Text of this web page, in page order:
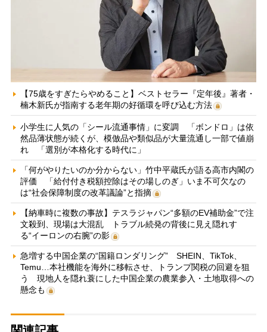
【75歳をすぎたらやめること】ベストセラー『定年後』著者・
楠木新氏が指南する老年期の好循環を呼び込む方法
小学生に人気の「シール流通事情」に変調 「ボンドロ」は依
然品薄状態が続くが、模倣品や類似品が大量流通し一部で値崩
れ 「選別が本格化する時代に」
「何がやりたいのか分からない」竹中平蔵氏が語る高市内閣の
評価 「給付付き税額控除はその場しのぎ」いま不可欠なの
は“社会保障制度の改革議論”と指摘
【納車時に複数の事故】テスラジャパン“多額のEV補助金”で注
文殺到、現場は大混乱 トラブル続発の背後に見え隠れす
る“イーロンの右腕”の影
急増する中国企業の“国籍ロンダリング” SHEIN、TikTok、
Temu…本社機能を海外に移転させ、トランプ関税の回避を狙
う 現地人を隠れ蓑にした中国企業の農業参入・土地取得への
懸念も